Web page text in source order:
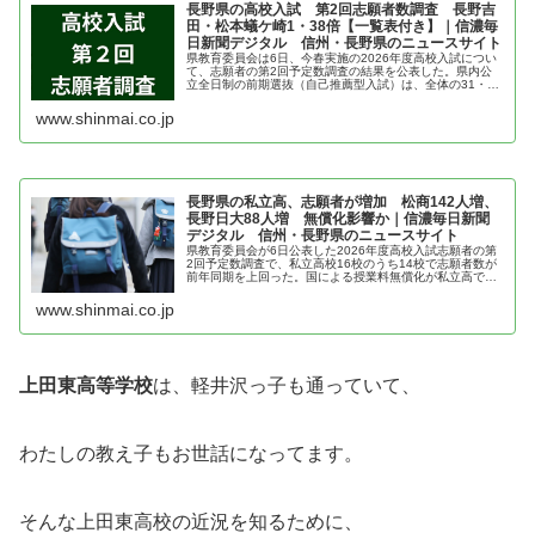
長野県の高校入試 第2回志願者数調査 長野吉
田・松本蟻ケ崎1・38倍【一覧表付き】｜信濃毎
日新聞デジタル 信州・長野県のニュースサイト
県教育委員会は6日、今春実施の2026年度高校入試につい
て、志願者の第2回予定数調査の結果を公表した。県内公
立全日制の前期選抜（自己推薦型入試）は、全体の31・
www.shinmai.co.jp
長野県の私立高、志願者が増加 松商142人増、
長野日大88人増 無償化影響か｜信濃毎日新聞
デジタル 信州・長野県のニュースサイト
県教育委員会が6日公表した2026年度高校入試志願者の第
2回予定数調査で、私立高校16校のうち14校で志願者数が
前年同期を上回った。国による授業料無償化が私立高でも
www.shinmai.co.jp
上田東高等学校は、軽井沢っ子も通っていて、
わたしの教え子もお世話になってます。
そんな上田東高校の近況を知るために、